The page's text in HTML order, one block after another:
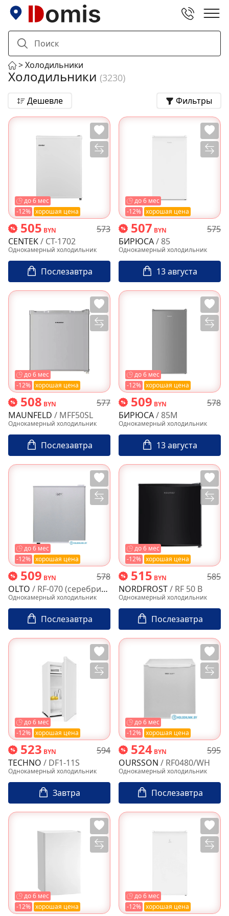
Холодильники
Холодильники (3230)
Дешевле Фильтры
-12% хорошая цена
до 6 мес
505 BYN
573
CENTEK/ CT-1702
Однокамерный холодильник
Послезавтра
-12% хорошая цена
до 6 мес
507 BYN
575
БИРЮСА/ 85
Однокамерный холодильник
13 августа
-12% хорошая цена
до 6 мес
508 BYN
577
MAUNFELD / MFF50SL
Однокамерный холодильник
Послезавтра
-12% хорошая цена
до 6 мес
509 BYN
578
БИРЮСА/ 85M
Однокамерный холодильник
13 августа
-12% хорошая цена
до 6 мес
509 BYN
578
OLTO / RF-070 (серебристый)
Однокамерный холодильник
Послезавтра
-12% хорошая цена
до 6 мес
515 BYN
585
NORDFROST/ RF 50 B
Однокамерный холодильник
Послезавтра
-12% хорошая цена
до 6 мес
523 BYN
594
TECHNO / DF1-11S
Однокамерный холодильник
Завтра
-12% хорошая цена
до 6 мес
524 BYN
595
OURSSON / RF0480/WH
Однокамерный холодильник
Послезавтра
-12% хорошая цена
до 6 мес
-12% хорошая цена
до 6 мес